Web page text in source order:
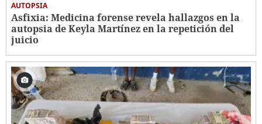
AUTOPSIA
Asfixia: Medicina forense revela hallazgos en la
autopsia de Keyla Martínez en la repetición del
juicio